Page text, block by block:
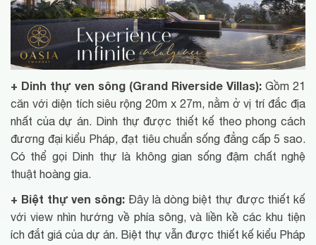
+ Dinh thự ven sông (Grand Riverside Villas): Gồm 21
căn với diện tích siêu rộng 20m x 27m, nằm ở vị trí đắc địa
nhất của dự án. Dinh thự được thiết kế theo phong cách
đương đại kiểu Pháp, đạt tiêu chuẩn sống đẳng cấp 5 sao.
Có thể gọi Dinh thự là không gian sống đậm chất nghệ
thuật hoàng gia.
+ Biệt thự ven sông: Đây là dòng biệt thự được thiết kế
với view nhìn hướng về phía sông, và liền kề các khu tiện
ích đắt giá của dự án. Biệt thự vẫn được thiết kế kiểu Pháp